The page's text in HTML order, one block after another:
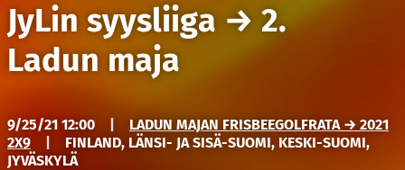
JyLin syysliiga → 2.
Ladun maja
9/25/21 12:00
LADUN MAJAN FRISBEEGOLFRATA → 2021
2X9
FINLAND, LÄNSI- JA SISÄ-SUOMI, KESKI-SUOMI,
JYVÄSKYLÄ